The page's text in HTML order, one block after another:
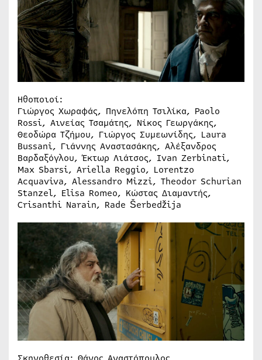
Ηθοποιοί:
Γιώργος Χωραφάς, Πηνελόπη Τσιλίκα, Paolo
Rossi, Αινείας Τσαμάτης, Νίκος Γεωργάκης,
Θεοδώρα Τζήμου, Γιώργος Συμεωνίδης, Laura
Bussani, Γιάννης Αναστασάκης, Αλέξανδρος
Βαρδαξόγλου, Έκτωρ Λιάτσος, Ivan Zerbinati,
Max Sbarsi, Ariella Reggio, Lorentzo
Acquaviva, Alessandro Mizzi, Theodor Schurian
Stanzel, Elisa Romeo, Κώστας Διαμαντής,
Crisanthi Narain, Rade Šerbedžija